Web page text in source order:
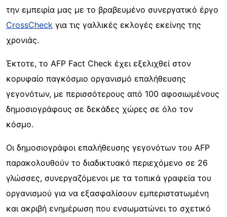
την εμπειρία μας με το βραβευμένο συνεργατικό έργο
CrossCheck για τις γαλλικές εκλογές εκείνης της
χρονιάς.
Έκτοτε, το AFP Fact Check έχει εξελιχθεί στον
κορυφαίο παγκόσμιο οργανισμό επαλήθευσης
γεγονότων, με περισσότερους από 100 αφοσιωμένους
δημοσιογράφους σε δεκάδες χώρες σε όλο τον
κόσμο.
Οι δημοσιογράφοι επαλήθευσης γεγονότων του AFP
παρακολουθούν το διαδικτυακό περιεχόμενο σε 26
γλώσσες, συνεργαζόμενοι με τα τοπικά γραφεία του
οργανισμού για να εξασφαλίσουν εμπεριστατωμένη
και ακριβή ενημέρωση που ενσωματώνει το σχετικό